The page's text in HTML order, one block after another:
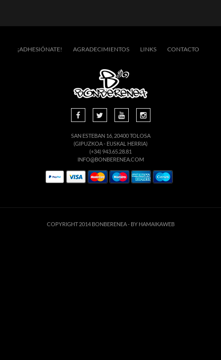
¡ADHESIÓNATE! AGRADECIMIENTOS LINKS CONTACTO
SAN ESTEBAN 16, 20400 TOLOSA
(GIPUZKOA - EUSKAL HERRIA)
(+34) 943.65.28.81
INFO@BONBERENEA.COM
COPYRIGHT 2014 BONBERENEA - BY HAMAIKAWEB